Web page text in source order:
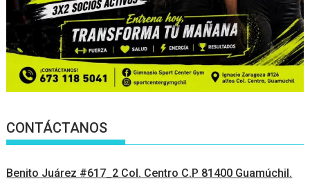
CONTÁCTANOS
Benito Juárez #617_2 Col. Centro C.P 81400 Guamúchil.